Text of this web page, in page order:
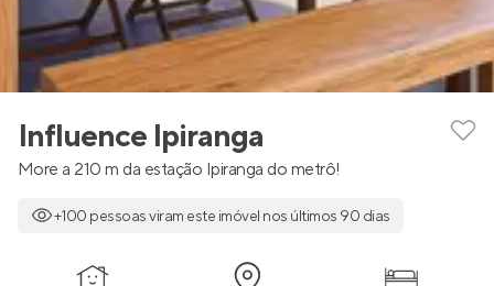
Influence Ipiranga
More a 210 m da estação Ipiranga do metrô!
+100 pessoas viram este imóvel nos últimos 90 dias